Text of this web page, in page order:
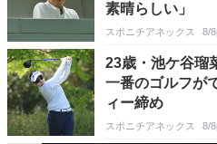
素晴らしい」
スポニチアネックス 8/
23歳・池ケ谷
一番のゴルフが
ィー締め
スポニチアネックス 8/